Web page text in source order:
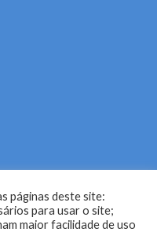
páginas deste site:
para usar o site;
maior facilidade de uso